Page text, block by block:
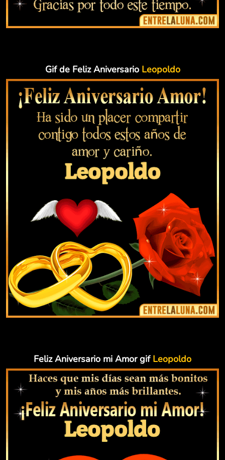
Gif de Feliz Aniversario Leopoldo
Feliz Aniversario mi Amor gif Leopoldo